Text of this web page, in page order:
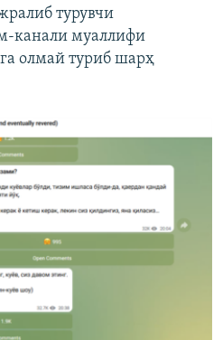
турувчи
канали муаллифи
олмай туриб шарҳ